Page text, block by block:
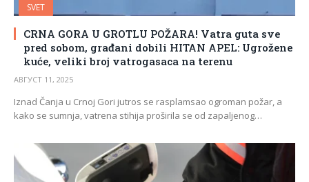
SVET
CRNA GORA U GROTLU POŽARA! Vatra guta sve
pred sobom, građani dobili HITAN APEL: Ugrožene
kuće, veliki broj vatrogasaca na terenu
АВГУСТ 11, 2025
Iznad Čanja u Crnoj Gori jutros se rasplamsao ogroman požar, a
kako se sumnja, vatrena stihija proširila se od zapaljenog…